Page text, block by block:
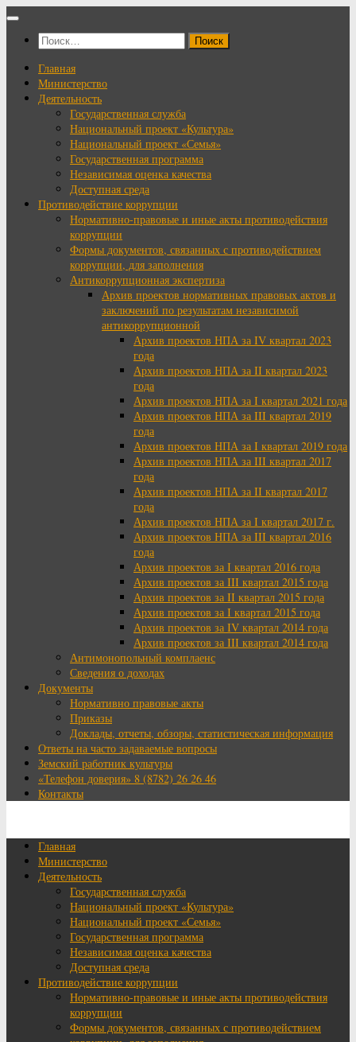
Перейти
содержимому
Найти:
Главная
Министерство
Деятельность
Государственная служба
Национальный проект «Культура»
Национальный проект «Семья»
Государственная программа
Независимая оценка качества
Доступная среда
Противодействие коррупции
Нормативно-правовые и иные акты противодействия
коррупции
Формы документов, связанных с противодействием
коррупции, для заполнения
Антикоррупционная экспертиза
Архив проектов нормативных правовых актов и
заключений по результатам независимой
антикоррупционной
Архив проектов НПА за IV квартал 2023
года
Архив проектов НПА за II квартал 2023
года
Архив проектов НПА за I квартал 2021 года
Архив проектов НПА за III квартал 2019
года
Архив проектов НПА за I квартал 2019 года
Архив проектов НПА за III квартал 2017
года
Архив проектов НПА за II квартал 2017
года
Архив проектов НПА за I квартал 2017 г.
Архив проектов НПА за III квартал 2016
года
Архив проектов за I квартал 2016 года
Архив проектов за III квартал 2015 года
Архив проектов за II квартал 2015 года
Архив проектов за I квартал 2015 года
Архив проектов за IV квартал 2014 года
Архив проектов за III квартал 2014 года
Антимонопольный комплаенс
Сведения о доходах
Документы
Нормативно правовые акты
Приказы
Доклады, отчеты, обзоры, статистическая информация
Ответы на часто задаваемые вопросы
Земский работник культуры
«Телефон доверия» 8 (8782) 26 26 46
Контакты
Главная
Министерство
Деятельность
Государственная служба
Национальный проект «Культура»
Национальный проект «Семья»
Государственная программа
Независимая оценка качества
Доступная среда
Противодействие коррупции
Нормативно-правовые и иные акты противодействия
коррупции
Формы документов, связанных с противодействием